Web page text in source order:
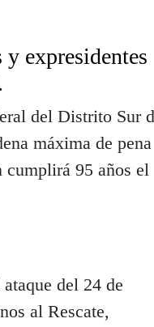
expresidentes
del Distrito Sur
máxima de pena
cumplirá 95 años el
del 24 de
al Rescate,